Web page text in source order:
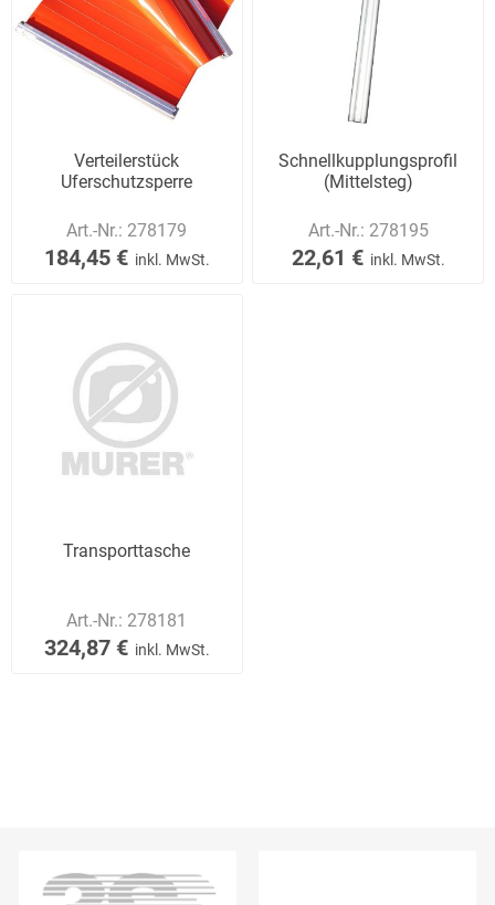
Verteilerstück
Uferschutzsperre
Art.-Nr.: 278179
184,45 € inkl. MwSt.
Schnellkupplungsprofil
(Mittelsteg)
Art.-Nr.: 278195
22,61 € inkl. MwSt.
Transporttasche
Art.-Nr.: 278181
324,87 € inkl. MwSt.